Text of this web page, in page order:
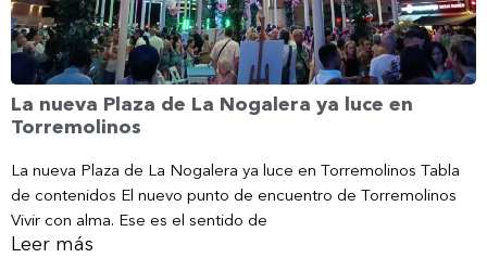
La nueva Plaza de La Nogalera ya luce en
Torremolinos
La nueva Plaza de La Nogalera ya luce en Torremolinos Tabla
de contenidos El nuevo punto de encuentro de Torremolinos
Vivir con alma. Ese es el sentido de
Leer más